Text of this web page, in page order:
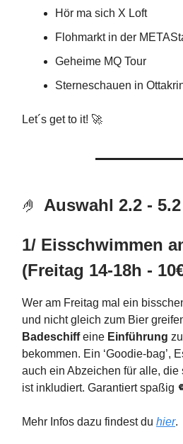
Hör ma sich X Loft
Flohmarkt in der
Geheime MQ Tour
Sterneschauen in
Let´s get to it! 🚀
🤌 Auswahl 2.2 - 5.2
1/ Eisschwimmen
(Freitag 14-18h -
Wer am Freitag mal ein
und nicht gleich zum Bier
Badeschiffeine Einführung
bekommen. Ein ‘Goodie-bag’,
auch ein Abzeichen für alle, die
ist inkludiert. Garantiert spaßig
Mehr Infos dazu findest du hier.